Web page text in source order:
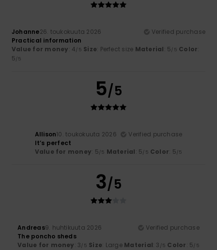
Johanne26. toukokuuta 2026
Verified purchase
Practical information
Value for money: 4/5 Size: Perfect size Material: 5/5 Color:
5/5
5/5
Allison10. toukokuuta 2026
Verified purchase
It’s perfect
Value for money: 5/5 Material: 5/5 Color: 5/5
3/5
Andreas9. huhtikuuta 2026
Verified purchase
The poncho sheds
Value for money: 3/5 Size: Large Material: 3 /5 Color: 5/5